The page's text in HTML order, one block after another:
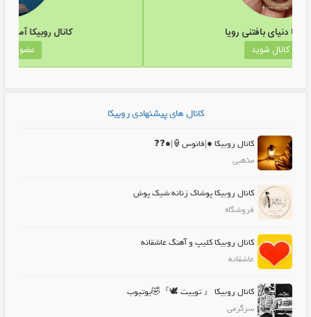
کانال روبیکا دنیای بافتنی رویا
کانال های پیشنهادی روبیکا
کانال روبیکا ●|فانوس🏮|●❓️❓️
مذهبی
کانال روبیکا پوشاک زنانه شیک پوش
فروشگاه
کانال روبیکا کلیپ و آهنگ عاشقانه
عاشقانه
کانال روبیکا 『‌ توییت 🕊』🤣یوتیوب
سرگرمی